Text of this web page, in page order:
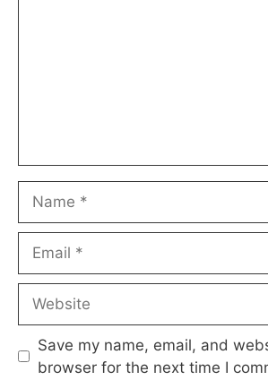
Save my name, email, and
browser for the next time I